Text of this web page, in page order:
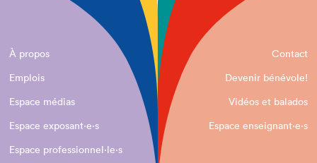
À propos
Contact
Emplois
Devenir bénévole!
Espace médias
Vidéos et balados
Espace exposant·e⋅s
Espace enseignant·e⋅s
Espace professionnel·le⋅s